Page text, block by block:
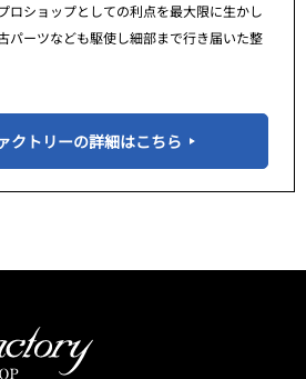
ロショップとしての利点を最大限に生かし
パーツなども駆使し細部まで行き届いた整
クトリーの詳細はこちら